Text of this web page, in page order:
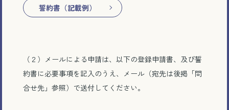
誓約書（記載例）
（２）メールによる申請は、以下の登録申請書、及び誓
約書に必要事項を記入のうえ、メール（宛先は後掲「問
合せ先」参照）で送付してください。